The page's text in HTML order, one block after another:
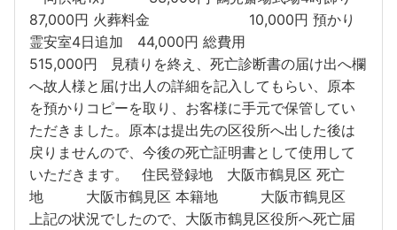
87,000円 火葬料金 10,000円 預かり
霊安室4日追加 44,000円 総費用
515,000円 見積りを終え、死亡診断書の届け出へ欄
へ故人様と届け出人の詳細を記入してもらい、原本
を預かりコピーを取り、お客様に手元で保管してい
ただきました。原本は提出先の区役所へ出した後は
戻りませんので、今後の死亡証明書として使用して
いただきます。 住民登録地 大阪市鶴見区 死亡
地 大阪市鶴見区 本籍地 大阪市鶴見区
上記の状況でしたので、大阪市鶴見区役所へ死亡届